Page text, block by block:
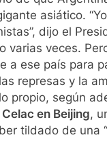
asiático.
dijo el
veces.
a ese país para
represas y la
propio, según
en Beijing,
tildado de una